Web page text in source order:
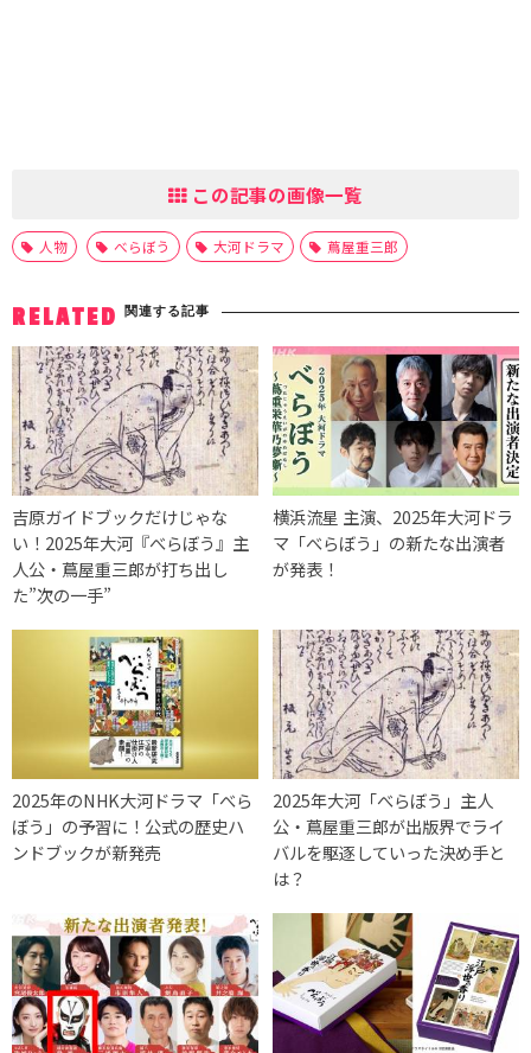
この記事の画像一覧
人物 べらぼう 大河ドラマ 蔦屋重三郎
RELATED 関連する記事
吉原ガイドブックだけじゃな
い！2025年大河『べらぼう』主
人公・蔦屋重三郎が打ち出し
た”次の一手”
横浜流星 主演、2025年大河ドラ
マ「べらぼう」の新たな出演者
が発表！
2025年のNHK大河ドラマ「べら
ぼう」の予習に！公式の歴史ハ
ンドブックが新発売
2025年大河「べらぼう」主人
公・蔦屋重三郎が出版界でライ
バルを駆逐していった決め手と
は？